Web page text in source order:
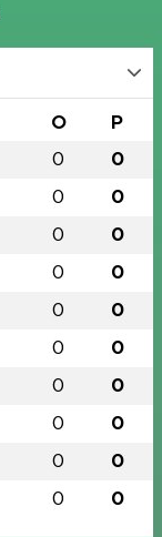
O P
0 0
0 0
0 0
0 0
0 0
0 0
0 0
0 0
0 0
0 0